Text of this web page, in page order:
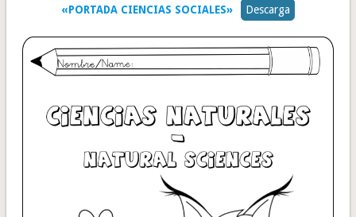
«PORTADA CIENCIAS SOCIALES» Descarga